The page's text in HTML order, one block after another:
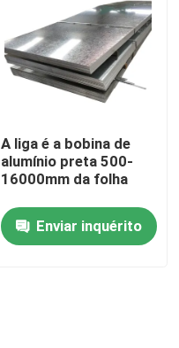
A liga é a bobina de
alumínio preta 500-
16000mm da folha
Enviar inquérito